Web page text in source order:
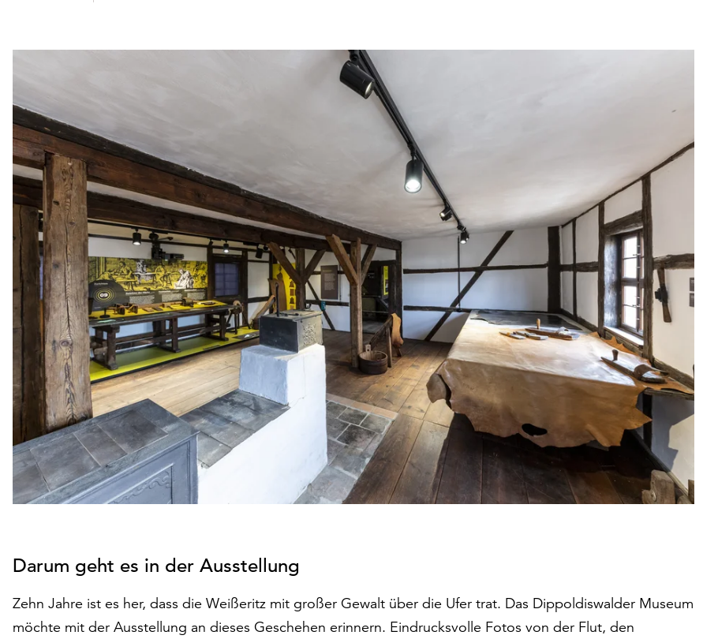
Darum geht es in der Ausstellung
Zehn Jahre ist es her, dass die Weißeritz mit großer Gewalt über die Ufer trat. Das Dippoldiswalder Museum
möchte mit der Ausstellung an dieses Geschehen erinnern. Eindrucksvolle Fotos von der Flut, den